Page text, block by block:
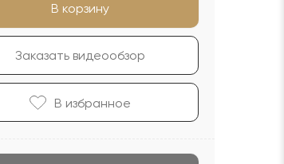
В корзину
Заказать видеообзор
В избранноe